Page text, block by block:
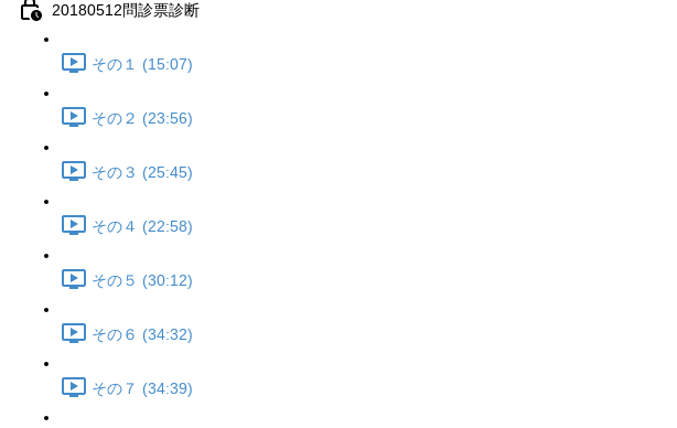
20180512問診票診断
その１ (15:07)
その２ (23:56)
その３ (25:45)
その４ (22:58)
その５ (30:12)
その６ (34:32)
その７ (34:39)